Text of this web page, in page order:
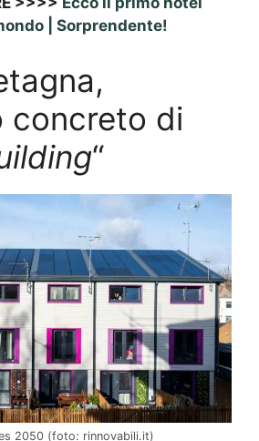
| Sorprendente!
concreto di
“
2050 (foto: rinnovabili.it)